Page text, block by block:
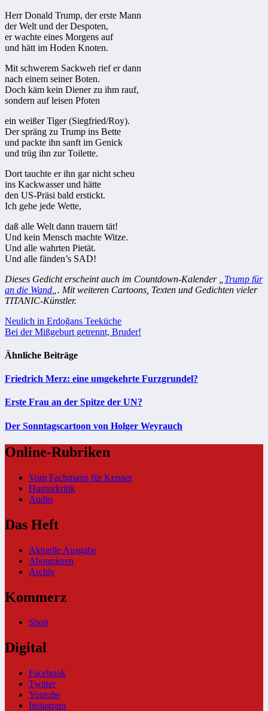
Herr Donald Trump, der erste Mann
der Welt und der Despoten,
er wachte eines Morgens auf
und hätt im Hoden Knoten.
Mit schwerem Sackweh rief er dann
nach einem seiner Boten.
Doch käm kein Diener zu ihm rauf,
sondern auf leisen Pfoten
ein weißer Tiger (Siegfried/Roy).
Der spräng zu Trump ins Bette
und packte ihn sanft im Genick
und trüg ihn zur Toilette.
Dort tauchte er ihn gar nicht scheu
ins Kackwasser und hätte
den US-Präsi bald erstickt.
Ich gehe jede Wette,
daß alle Welt dann trauern tät!
Und kein Mensch machte Witze.
Und alle wahrten Pietät.
Und alle fänden’s SAD!
Dieses Gedicht erscheint auch im Countdown-Kalender „ Trump für
an die Wand „. Mit weiteren Cartoons, Texten und Gedichten vieler
TITANIC-Künstler.
Beitragsnavigation
Neulich in Erdoğans Teeküche
Bei der Mißgeburt getrennt, Bruder!
Ähnliche Beiträge
Friedrich Merz: eine umgekehrte Furzgrundel?
Erste Frau an der Spitze der UN?
Der Sonntagscartoon von Holger Weyrauch
Online-Rubriken
Vom Fachmann für Kenner
Humorkritik
Audio
Das Heft
Aktuelle Ausgabe
Abonnieren
Archiv
Kommerz
Shop
Digital
Facebook
Twitter
Youtube
Instagram